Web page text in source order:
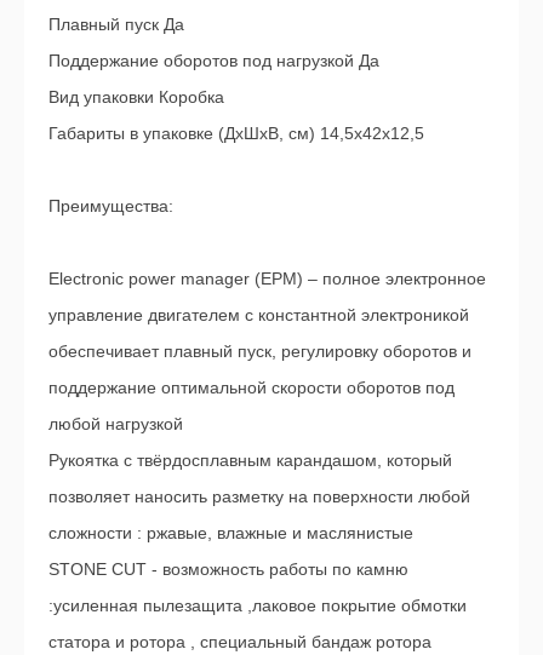
Плавный пуск Да
Поддержание оборотов под нагрузкой Да
Вид упаковки Коробка
Габариты в упаковке (ДхШхВ, см) 14,5x42x12,5
Преимущества:
Electronic power manager (ЕРМ) – полное электронное
управление двигателем с константной электроникой
обеспечивает плавный пуск, регулировку оборотов и
поддержание оптимальной скорости оборотов под
любой нагрузкой
Рукоятка с твёрдосплавным карандашом, который
позволяет наносить разметку на поверхности любой
сложности : ржавые, влажные и маслянистые
STONE CUT - возможность работы по камню
:усиленная пылезащита ,лаковое покрытие обмотки
статора и ротора , специальный бандаж ротора